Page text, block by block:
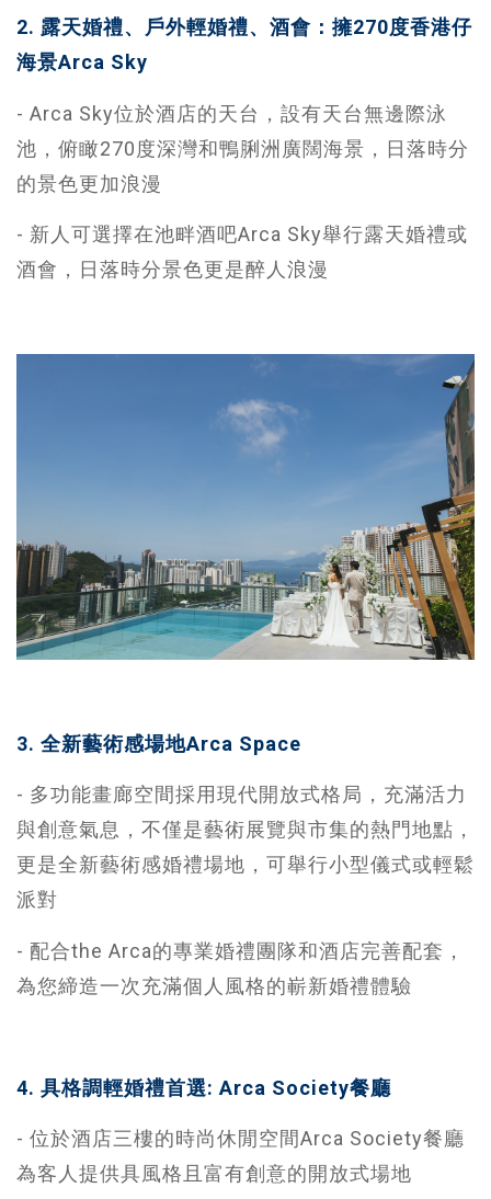
2. 露天婚禮、戶外輕婚禮、酒會：擁270度香港仔
海景Arca Sky
- Arca Sky位於酒店的天台，設有天台無邊際泳
池，俯瞰270度深灣和鴨脷洲廣闊海景，日落時分
的景色更加浪漫
- 新人可選擇在池畔酒吧Arca Sky舉行露天婚禮或
酒會，日落時分景色更是醉人浪漫
3. 全新藝術感場地Arca Space
- 多功能畫廊空間採用現代開放式格局，充滿活力
與創意氣息，不僅是藝術展覽與市集的熱門地點，
更是全新藝術感婚禮場地，可舉行小型儀式或輕鬆
派對
- 配合the Arca的專業婚禮團隊和酒店完善配套，
為您締造一次充滿個人風格的嶄新婚禮體驗
4. 具格調輕婚禮首選: Arca Society餐廳
- 位於酒店三樓的時尚休閒空間Arca Society餐廳
為客人提供具風格且富有創意的開放式場地